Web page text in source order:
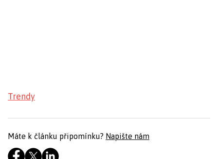
Trendy
Máte k článku připomínku? Napište nám